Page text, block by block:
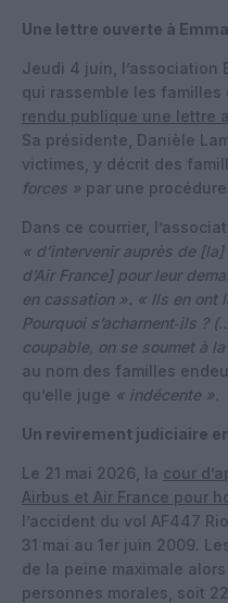
Une lettre ouverte à
Jeudi 4 juin, l’association
qui rassemble les familles
rendu publique une lettre
Sa présidente, Danièle
victimes, y décrit des
forces » par une
Dans ce courrier,
« d’intervenir auprès de
d’Air France] pour leur
en cassation ». « Ils en ont
Pourquoi s’acharnent‑ils ?
coupable, on se soumet à la
au nom des familles
qu’elle juge « indécente ».
Un revirement judiciaire
Le 21 mai 2026, la cour
Airbus et Air France pour
l’accident du vol AF447
31 mai au 1er juin 2009.
de la peine maximale
personnes morales, soit